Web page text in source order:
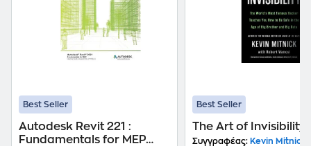
Best Seller
Autodesk Revit 221 :
Fundamentals for MEP
Best Seller
The Art of Invisibility
Συγγραφέας: Kevin Mitnick